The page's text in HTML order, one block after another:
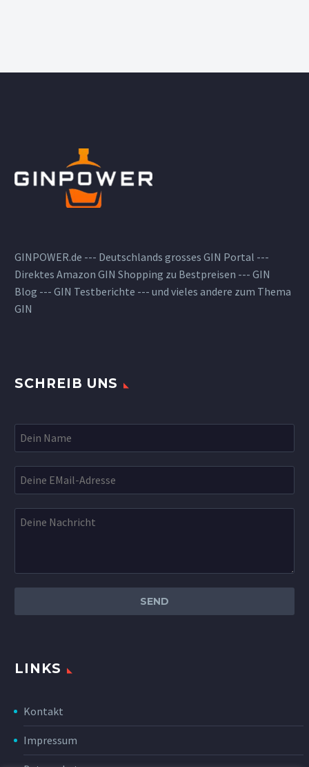
GINPOWER.de --- Deutschlands grosses GIN Portal ---
Direktes Amazon GIN Shopping zu Bestpreisen --- GIN
Blog --- GIN Testberichte --- und vieles andere zum Thema
GIN
SCHREIB UNS
LINKS
Kontakt
Impressum